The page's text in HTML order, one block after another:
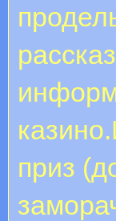
приз